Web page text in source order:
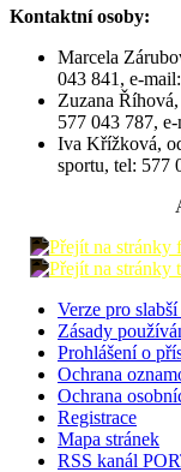
Kontaktní osoby:
Marcela
043 841, e-mail:
Zuzana
577 043 787,
Iva Křížková,
sportu, tel: 577
Verze pro
Zásady
Prohlášení o
Ochrana
Ochrana
Registrace
Mapa stránek
RSS kanál